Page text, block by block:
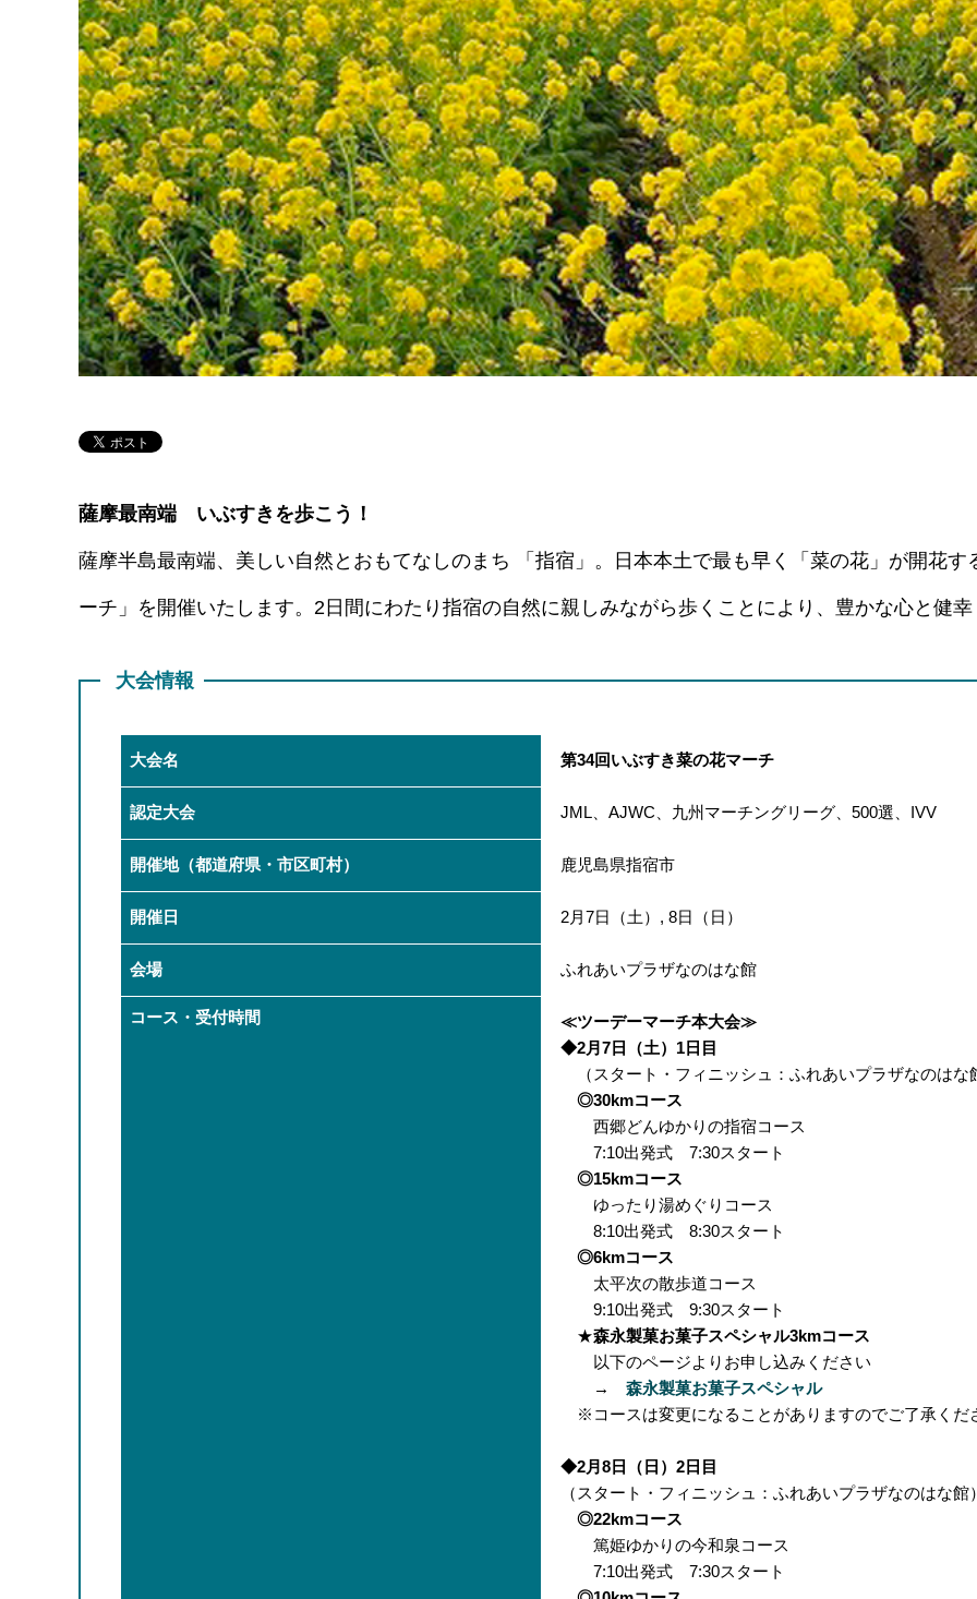
薩摩最南端 いぶすきを歩こう！
薩摩半島最南端、美しい自然とおもてなしのまち 「指宿」。日本本土で最も早く「菜の花」が開花
ーチ」を開催いたします。2日間にわたり指宿の自然に親しみながら歩くことにより、豊かな心と健
大会情報
大会名 第34回いぶすき菜の花マーチ
認定大会 JML、AJWC、九州マーチングリーグ、500選、IVV
開催地（都道府県・市区町村） 鹿児島県指宿市
開催日 2月7日（土）, 8日（日）
会場 ふれあいプラザなのはな館
コース・受付時間
≪ツーデーマーチ本大会≫
◆2月7日（土）1日目
（スタート・フィニッシュ：ふれあいプラザなのはな
◎30kmコース
西郷どんゆかりの指宿コース
7:10出発式 7:30スタート
◎15kmコース
ゆったり湯めぐりコース
8:10出発式 8:30スタート
◎6kmコース
太平次の散歩道コース
9:10出発式 9:30スタート
★森永製菓お菓子スペシャル3kmコース
以下のページよりお申し込みください
→ 森永製菓お菓子スペシャル
※コースは変更になることがありますのでご了承くだ
◆2月8日（日）2日目
（スタート・フィニッシュ：ふれあいプラザなのはな館
◎22kmコース
篤姫ゆかりの今和泉コース
7:10出発式 7:30スタート